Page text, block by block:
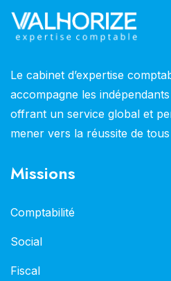
Le cabinet d’expertise
accompagne les
offrant un service global et
mener vers la réussite de
Missions
Comptabilité
Social
Fiscal